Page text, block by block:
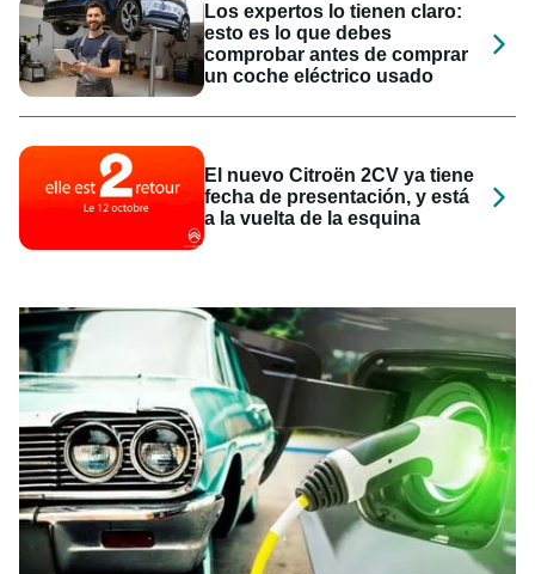
Los expertos lo tienen claro:
esto es lo que debes
comprobar antes de comprar
un coche eléctrico usado
El nuevo Citroën 2CV ya tiene
fecha de presentación, y está
a la vuelta de la esquina